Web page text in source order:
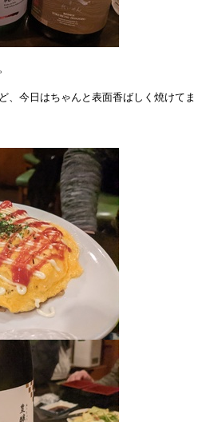
、今日はちゃんと表面香ばしく焼けてま